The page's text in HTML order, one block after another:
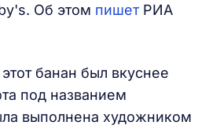
Об этом пишет РИА
банан был вкуснее
под названием
выполнена художником